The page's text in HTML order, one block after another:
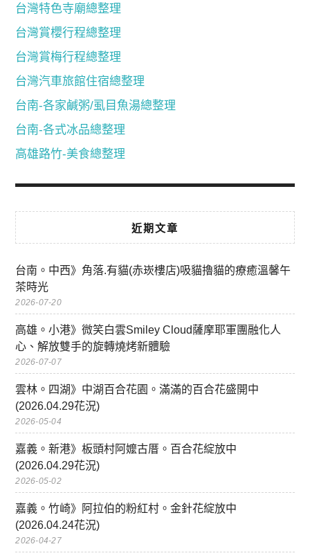
台灣特色寺廟總整理
台灣賞櫻行程總整理
台灣賞梅行程總整理
台灣汽車旅館住宿總整理
台南-各家鹹粥/虱目魚湯總整理
台南-各式冰品總整理
高雄路竹-美食總整理
近期文章
台南。中西》角落.有貓(赤崁樓店)吸貓擼貓的療癒溫馨午
茶時光
2026-07-20
高雄。小港》微笑白雲Smiley Cloud薩摩耶軍團融化人
心、解放雙手的旋轉燒烤新體驗
2026-07-07
雲林。四湖》中湖百合花園。滿滿的百合花盛開中
(2026.04.29花況)
2026-05-04
嘉義。新港》板頭村阿嬤古厝。百合花綻放中
(2026.04.29花況)
2026-05-02
嘉義。竹崎》阿拉伯的粉紅村。金針花綻放中
(2026.04.24花況)
2026-04-27